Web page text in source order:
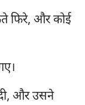
फिरे, और कोई
और उसने